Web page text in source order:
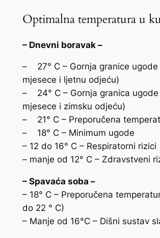
Optimalna temperatura u
– Dnevni boravak –
– 27° C – Gornja granice ugode
mjesece i ljetnu odjeću)
– 24° C – Gornja granica ugode
mjesece i zimsku odjeću)
– 21° C – Preporučena
– 18° C – Minimum ugode
– 12 do 16° C – Respiratorni rizici
– manje od 12° C – Zdravstveni
– Spavaća soba –
– 18° C – Preporučena
do 22 ° C)
– Manje od 16°C – Dišni sustav